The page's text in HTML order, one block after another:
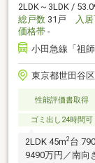
2LDK～3LDK /
総戸数 31戸 入
価格帯 -
小田急線「祖
東京都世田谷
性能評価書取得
ゴミ出し24時間可
2LDK 45m2台
9490万円／南向